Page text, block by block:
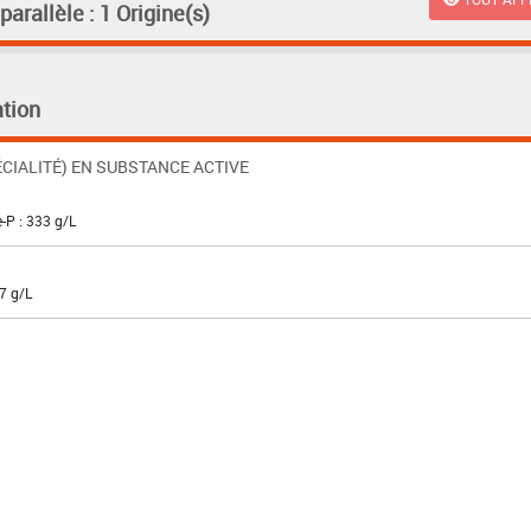
: 1 Origine(s)
EN SUBSTANCE ACTIVE
P : 333 g/L
g/L